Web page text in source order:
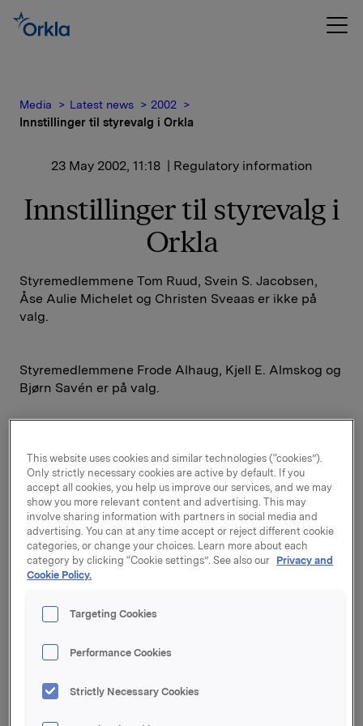
Media Latest news
2002
Innstillinger til styrevalg i Orkla
23 May 2002, 11:18 | Regulatory information
Innstillinger til styrevalg i
Orkla
Styremedlemmene Tom Ruud, Svein S. Jacobsen,
Åse Aulie Michelet og Christen Sveaas er ikke på
valg.
Styremedlemmene Frode Alhaug, Kjell E. Almskog og
Bjørn Savén er på valg.
* Kjell Almskog
* Bjørn Savén
Som nytt styremedlem (istedenfor Frode Alhaug)
innstiller valgkomitéen på
* Anne Birgitte Lundholt
Anne Birgitte Lundholt er dansk, hun er adm.
energiminister i den danske regjering i 1989-1993.
This website uses cookies and similar technologies (“cookies”).
Only strictly necessary cookies are active by default. If you
accept all cookies, you help us improve our services, and we may
show you more relevant content and advertising. This may
involve sharing information with partners in social media and
advertising. You can at any time accept or reject different cookie
categories, or change your choices. Learn more about each
category by clicking “Cookie settings”. See also our Privacy and
Cookie Policy.
Targeting Cookies
Performance Cookies
Strictly Necessary Cookies